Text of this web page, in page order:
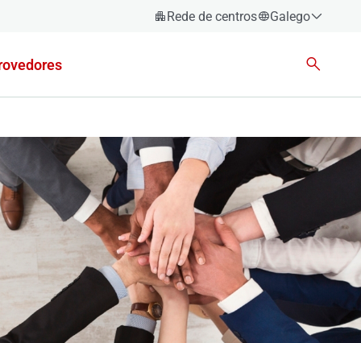
Rede de centros
Galego
Valencià
English